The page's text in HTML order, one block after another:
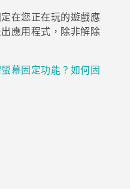
在您正在玩的遊戲應
應用程式，除非解除
幕固定功能？如何固